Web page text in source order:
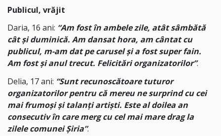
Publicul, vrăjit
Daria, 16 ani: “Am fost în ambele zile, atât sâmbătă
cât și duminică. Am dansat hora, am cântat cu
publicul, m-am dat pe carusel și a fost super fain.
Am fost și anul trecut. Felicitări organizatorilor”.
Delia, 17 ani: “Sunt recunoscătoare tuturor
organizatorilor pentru că mereu ne surprind cu cei
mai frumoși și talanți artiști. Este al doilea an
consecutiv în care merg cu cel mai mare drag la
zilele comunei Șiria”.